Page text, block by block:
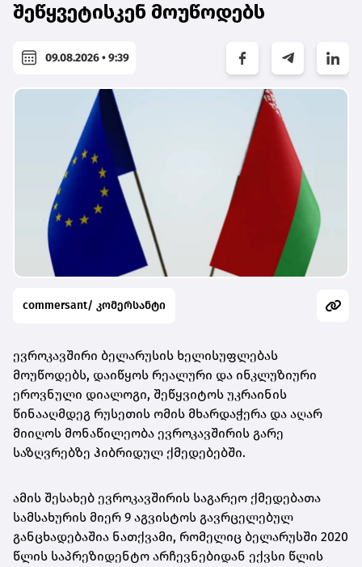
შეწყვეტისკენ მოუწოდებს
09.08.2026 • 9:39
commersant/ კომერსანტი
ევროკავშირი ბელარუსის ხელისუფლებას
მოუწოდებს, დაიწყოს რეალური და ინკლუზიური
ეროვნული დიალოგი, შეწყვიტოს უკრაინის
წინააღმდეგ რუსეთის ომის მხარდაჭერა და აღარ
მიიღოს მონაწილეობა ევროკავშირის გარე
საზღვრებზე ჰიბრიდულ ქმედებებში.
ამის შესახებ ევროკავშირის საგარეო ქმედებათა
სამსახურის მიერ 9 აგვისტოს გავრცელებულ
განცხადებაშია ნათქვამი, რომელიც ბელარუსში 2020
წლის საპრეზიდენტო არჩევნებიდან ექვსი წლის